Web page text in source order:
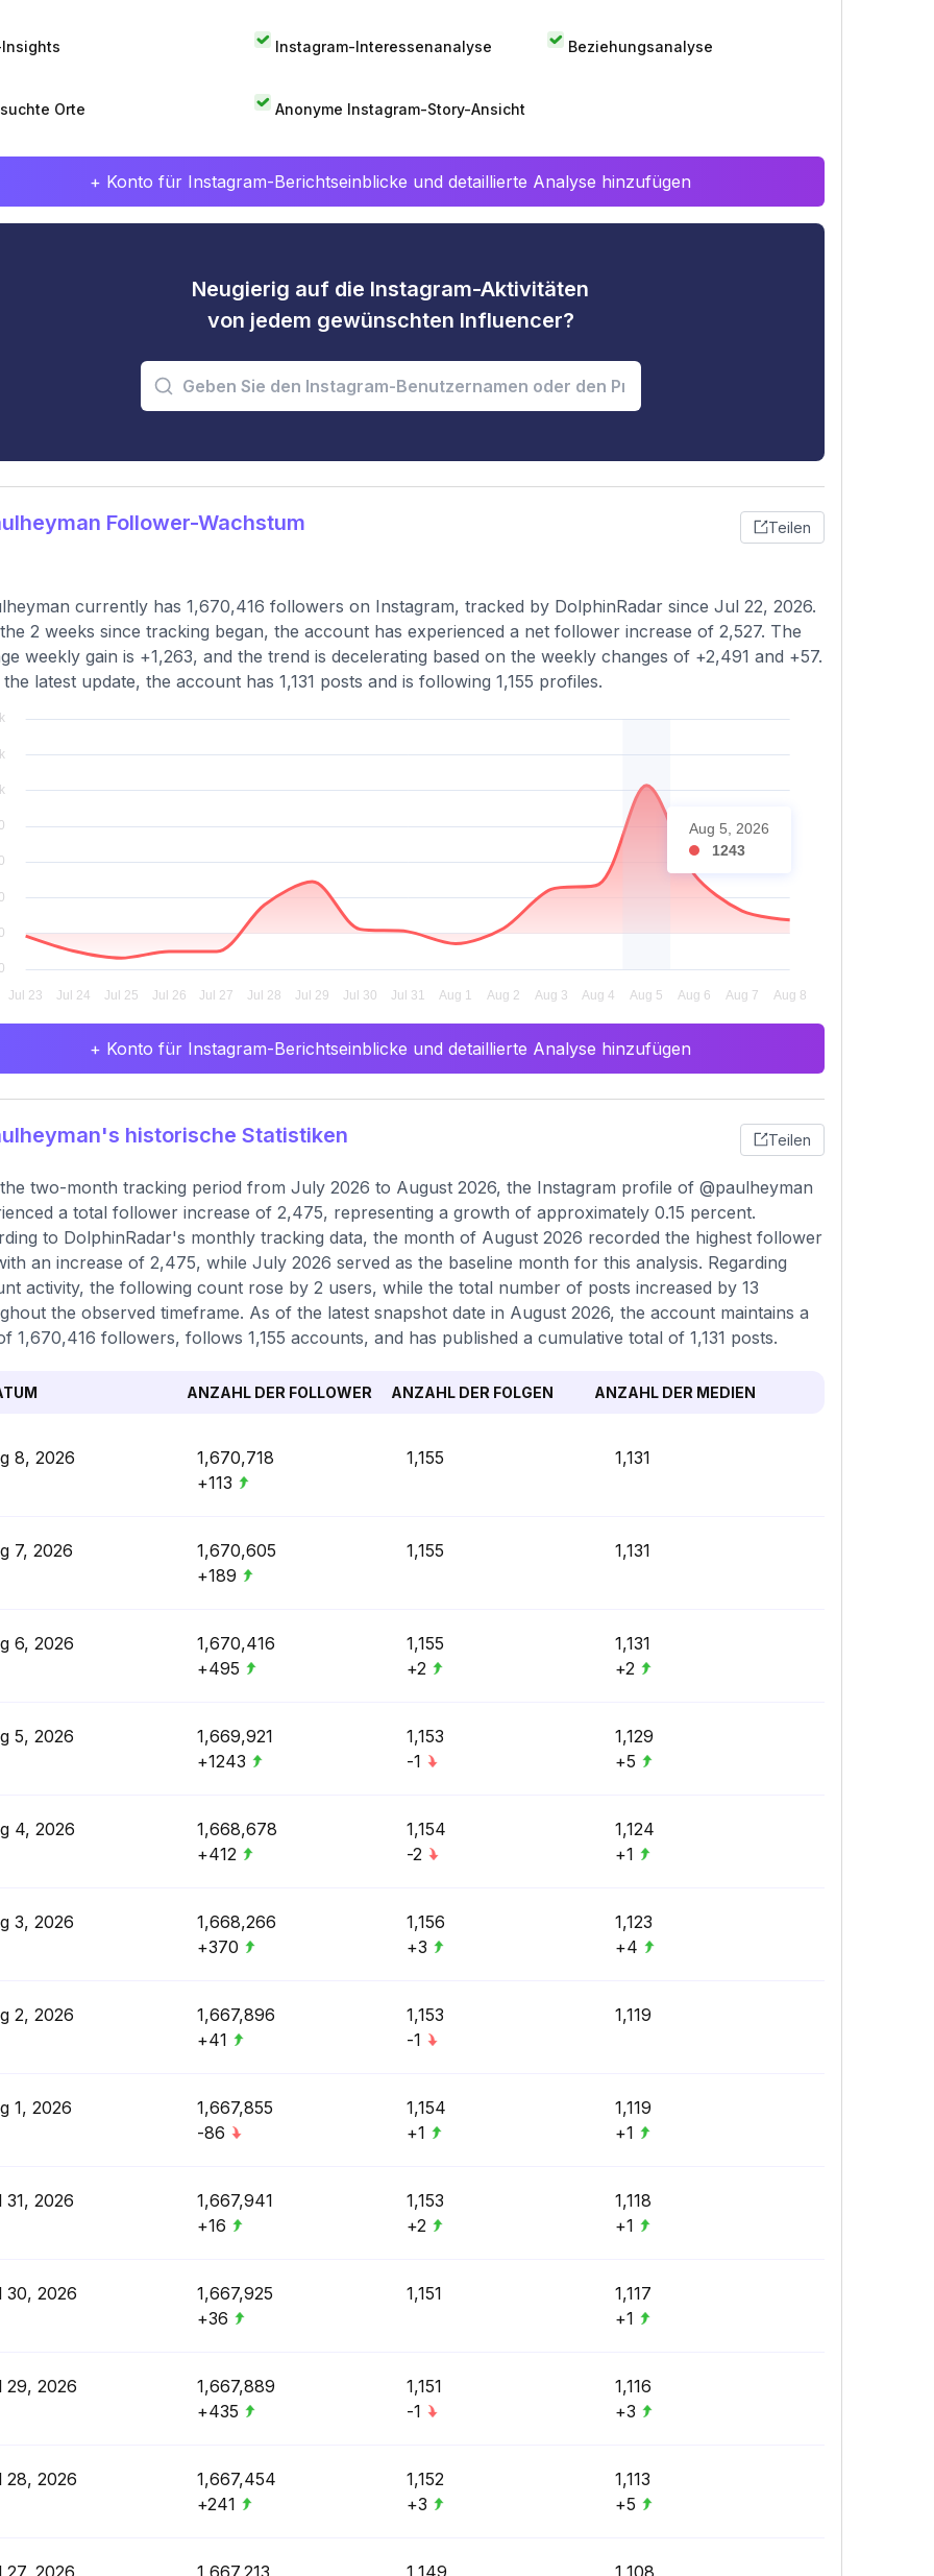
Instagram-Interessenanalyse Beziehungsanalyse
Orte Anonyme Instagram-Story-Ansicht
+ Konto für Instagram-Berichtseinblicke und detaillierte Analyse hinzufügen
Neugierig auf die Instagram-Aktivitäten
von jedem gewünschten Influencer?
Follower-Wachstum Teilen
currently has 1,670,416 followers on Instagram, tracked by DolphinRadar since Jul 22, 2026.
2 weeks since tracking began, the account has experienced a net follower increase of 2,527. The
weekly gain is +1,263, and the trend is decelerating based on the weekly changes of +2,491 and +57.
latest update, the account has 1,131 posts and is following 1,155 profiles.
Aug 5, 2026
1243
+ Konto für Instagram-Berichtseinblicke und detaillierte Analyse hinzufügen
historische Statistiken Teilen
two-month tracking period from July 2026 to August 2026, the Instagram profile of @paulheyman
a total follower increase of 2,475, representing a growth of approximately 0.15 percent.
to DolphinRadar's monthly tracking data, the month of August 2026 recorded the highest follower
an increase of 2,475, while July 2026 served as the baseline month for this analysis. Regarding
activity, the following count rose by 2 users, while the total number of posts increased by 13
the observed timeframe. As of the latest snapshot date in August 2026, the account maintains a
1,670,416 followers, follows 1,155 accounts, and has published a cumulative total of 1,131 posts.
ANZAHL DER FOLLOWER ANZAHL DER FOLGEN ANZAHL DER MEDIEN
8, 2026
1,670,718
+113
1,155 1,131
7, 2026
1,670,605
+189
1,155 1,131
6, 2026
1,670,416
+495
1,155
+2
1,131
+2
5, 2026
1,669,921
+1243
1,153
-1
1,129
+5
4, 2026
1,668,678
+412
1,154
-2
1,124
+1
3, 2026
1,668,266
+370
1,156
+3
1,123
+4
2, 2026
1,667,896
+41
1,153
-1
1,119
1, 2026
1,667,855
-86
1,154
+1
1,119
+1
31, 2026
1,667,941
+16
1,153
+2
1,118
+1
30, 2026
1,667,925
+36
1,151
1,117
+1
29, 2026
1,667,889
+435
1,151
-1
1,116
+3
28, 2026
1,667,454
+241
1,152
+3
1,113
+5
27, 2026 1,667,213 1,149 1,108